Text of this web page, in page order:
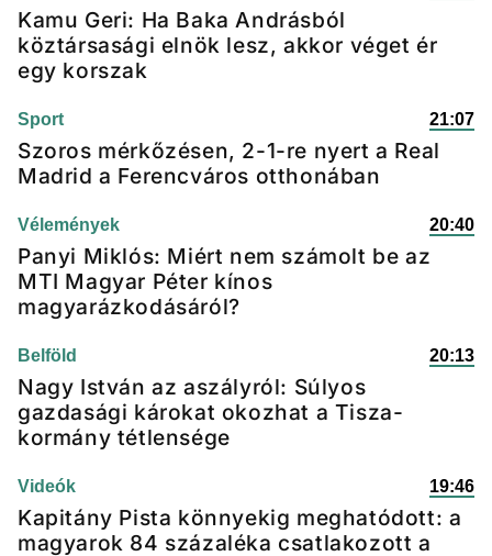
Kamu Geri: Ha Baka Andrásból
köztársasági elnök lesz, akkor véget ér
egy korszak
Sport 21:07
Szoros mérkőzésen, 2-1-re nyert a Real
Madrid a Ferencváros otthonában
Vélemények 20:40
Panyi Miklós: Miért nem számolt be az
MTI Magyar Péter kínos
magyarázkodásáról?
Belföld 20:13
Nagy István az aszályról: Súlyos
gazdasági károkat okozhat a Tisza-
kormány tétlensége
Videók 19:46
Kapitány Pista könnyekig meghatódott: a
magyarok 84 százaléka csatlakozott a